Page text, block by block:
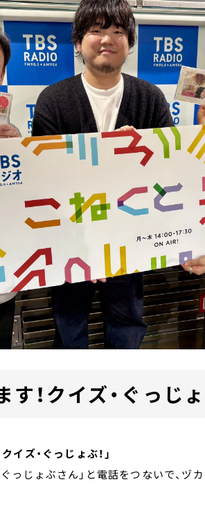
！クイズ・ぐっじょ
イズ・ぐっじょぶ！」
っじょぶさん」と電話をつないで、ヅ